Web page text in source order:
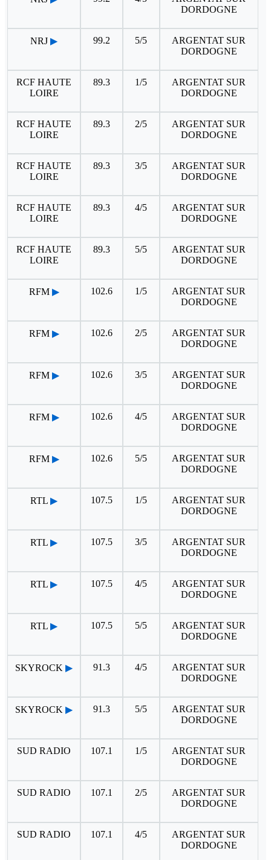
DORDOGNE
NRJ ▶ 99.2 5/5
ARGENTAT SUR
DORDOGNE
RCF HAUTE
LOIRE
89.3 1/5
ARGENTAT SUR
DORDOGNE
RCF HAUTE
LOIRE
89.3 2/5
ARGENTAT SUR
DORDOGNE
RCF HAUTE
LOIRE
89.3 3/5
ARGENTAT SUR
DORDOGNE
RCF HAUTE
LOIRE
89.3 4/5
ARGENTAT SUR
DORDOGNE
RCF HAUTE
LOIRE
89.3 5/5
ARGENTAT SUR
DORDOGNE
RFM ▶ 102.6 1/5
ARGENTAT SUR
DORDOGNE
RFM ▶ 102.6 2/5
ARGENTAT SUR
DORDOGNE
RFM ▶ 102.6 3/5
ARGENTAT SUR
DORDOGNE
RFM ▶ 102.6 4/5
ARGENTAT SUR
DORDOGNE
RFM ▶ 102.6 5/5
ARGENTAT SUR
DORDOGNE
RTL ▶ 107.5 1/5
ARGENTAT SUR
DORDOGNE
RTL ▶ 107.5 3/5
ARGENTAT SUR
DORDOGNE
RTL ▶ 107.5 4/5
ARGENTAT SUR
DORDOGNE
RTL ▶ 107.5 5/5
ARGENTAT SUR
DORDOGNE
SKYROCK ▶ 91.3 4/5
ARGENTAT SUR
DORDOGNE
SKYROCK ▶ 91.3 5/5
ARGENTAT SUR
DORDOGNE
SUD RADIO 107.1 1/5
ARGENTAT SUR
DORDOGNE
SUD RADIO 107.1 2/5
ARGENTAT SUR
DORDOGNE
SUD RADIO 107.1 4/5
ARGENTAT SUR
DORDOGNE